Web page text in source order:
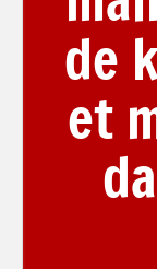
de
et